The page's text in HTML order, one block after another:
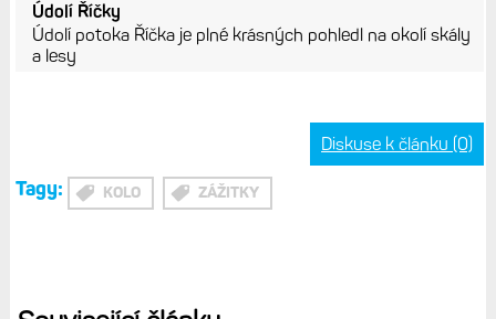
Údolí Říčky
Údolí potoka Říčka je plné krásných pohledl na okolí skály
a lesy
Diskuse k článku (0)
Tagy: KOLO ZÁŽITKY